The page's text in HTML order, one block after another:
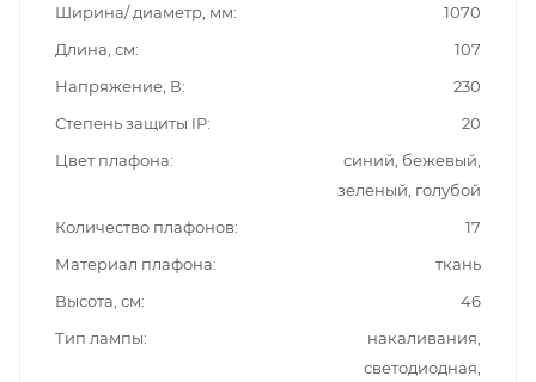
Ширина/ диаметр, мм
1070
Длина, см
107
Напряжение, В
230
Степень защиты IP
20
Цвет плафона
синий, бежевый,
зеленый, голубой
Количество плафонов
17
Материал плафона
ткань
Высота, см
46
Тип лампы
накаливания,
светодиодная,